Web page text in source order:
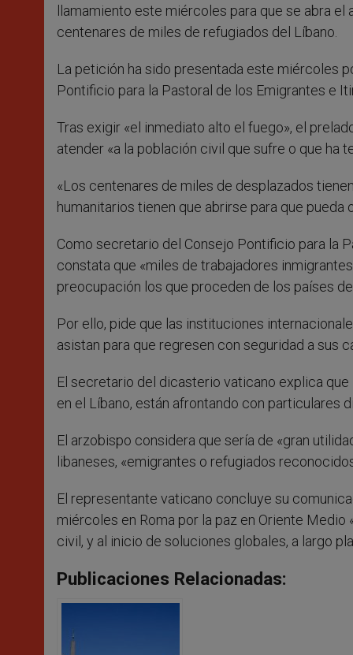
llamamiento este miércoles para que se abra
centenares de miles de refugiados del Líbano.
La petición ha sido presentada este miércoles
Pontificio para la Pastoral de los Emigrantes e
Tras exigir «el inmediato alto el fuego», el
atender «a la población civil que sufre o que ha
«Los centenares de miles de desplazados
humanitarios tienen que abrirse para que
Como secretario del Consejo Pontificio para la
constata que «miles de trabajadores
preocupación los que proceden de los países
Por ello, pide que las instituciones
asistan para que regresen con seguridad a sus
El secretario del dicasterio vaticano explica que
en el Líbano, están afrontando con particulares
El arzobispo considera que sería de «gran
libaneses, «emigrantes o refugiados
El representante vaticano concluye su
miércoles en Roma por la paz en Oriente Medio
civil, y al inicio de soluciones globales, a largo
Publicaciones Relacionadas: